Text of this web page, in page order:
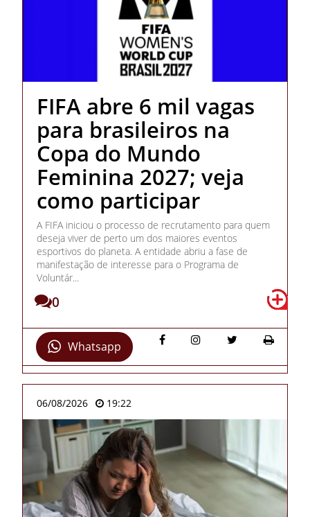
FIFA abre 6 mil vagas
para brasileiros na
Copa do Mundo
Feminina 2027; veja
como participar
A FIFA iniciou o processo de recrutamento para quem
deseja viver de perto um dos maiores eventos
esportivos do planeta. A entidade abriu a fase de
manifestação de interesse para o Programa de
Voluntár...
0
Whatsapp
06/08/2026 19:22